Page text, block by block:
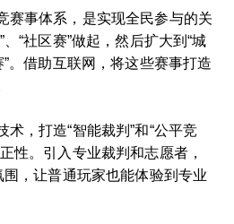
赛事体系，是实现全民参与的关
“社区赛”做起，然后扩大到“城
”。借助互联网，将这些赛事打造
，打造“智能裁判”和“公平竞
性。引入专业裁判和志愿者，
围，让普通玩家也能体验到专业